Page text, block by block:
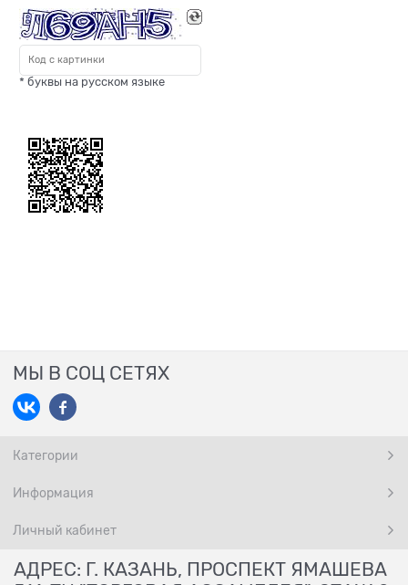
* буквы на русском языке
МЫ В СОЦ СЕТЯХ
Категории
Информация
Личный кабинет
АДРЕС: Г. КАЗАНЬ, ПРОСПЕКТ ЯМАШЕВА